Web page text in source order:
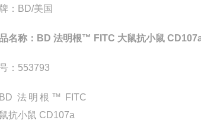
：BD/美国
名称：BD 法明根™ FITC 大鼠抗小鼠
：553793